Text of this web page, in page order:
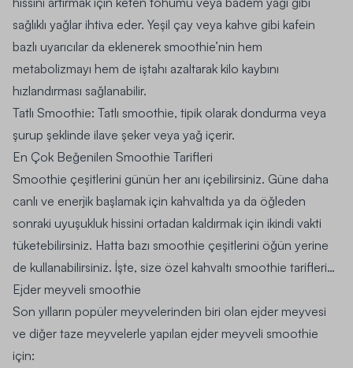
sağlıklı yağlar ihtiva eder. Yeşil çay veya kahve gibi kafein
bazlı uyarıcılar da eklenerek smoothie’nin hem
metabolizmayı hem de iştahı azaltarak kilo kaybını
hızlandırması sağlanabilir.
Tatlı Smoothie: Tatlı smoothie, tipik olarak dondurma veya
şurup şeklinde ilave şeker veya yağ içerir.
En Çok Beğenilen Smoothie Tarifleri
Smoothie çeşitlerini günün her anı içebilirsiniz. Güne daha
canlı ve enerjik başlamak için kahvaltıda ya da öğleden
sonraki uyuşukluk hissini ortadan kaldırmak için ikindi vakti
tüketebilirsiniz. Hatta bazı smoothie çeşitlerini öğün yerine
de kullanabilirsiniz. İşte, size özel kahvaltı smoothie tarifleri…
Ejder meyveli smoothie
Son yılların popüler meyvelerinden biri olan ejder meyvesi
ve diğer taze meyvelerle yapılan ejder meyveli smoothie
için: